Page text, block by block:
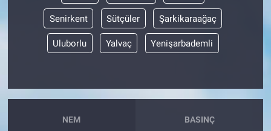
Senirkent Sütçüler Şarkikaraağaç
Uluborlu Yalvaç Yenişarbademli
NEM BASINÇ